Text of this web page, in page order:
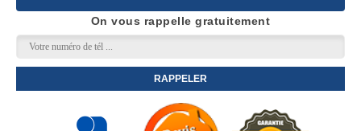
On vous rappelle gratuitement